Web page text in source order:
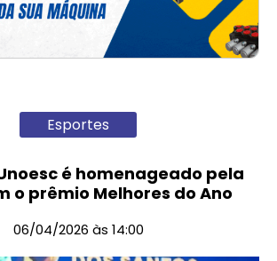
Esportes
é homenageado pela
o prêmio Melhores do Ano
06/04/2026 às 14:00